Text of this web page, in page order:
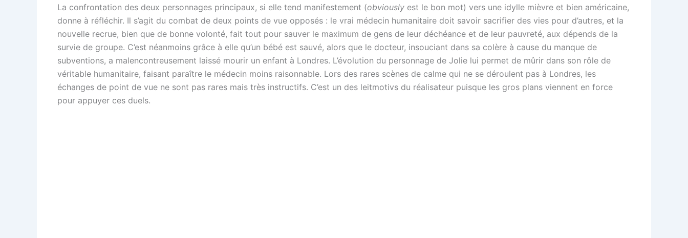
La confrontation des deux personnages principaux, si elle tend manifestement (obviously est le bon mot) vers une idylle mièvre et bien américaine,
donne à réfléchir. Il s’agit du combat de deux points de vue opposés : le vrai médecin humanitaire doit savoir sacrifier des vies pour d’autres, et la
nouvelle recrue, bien que de bonne volonté, fait tout pour sauver le maximum de gens de leur déchéance et de leur pauvreté, aux dépends de la
survie de groupe. C’est néanmoins grâce à elle qu’un bébé est sauvé, alors que le docteur, insouciant dans sa colère à cause du manque de
subventions, a malencontreusement laissé mourir un enfant à Londres. L’évolution du personnage de Jolie lui permet de mûrir dans son rôle de
véritable humanitaire, faisant paraître le médecin moins raisonnable. Lors des rares scènes de calme qui ne se déroulent pas à Londres, les
échanges de point de vue ne sont pas rares mais très instructifs. C’est un des leitmotivs du réalisateur puisque les gros plans viennent en force
pour appuyer ces duels.